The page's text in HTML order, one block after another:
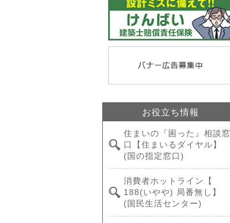
お役立ち情報
住まいの『困った』相談窓
口【住まいるダイヤル】
(国の指定窓口)
消費者ホットライン【
188(いやや) 局番無し】
(国民生活センター)